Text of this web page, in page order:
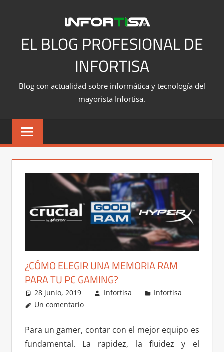
contenidoEL BLOG PROFESIONAL DE
INFORTISA
Blog con actualidad sobre informática y tecnología del
mayorista Infortisa.
¿CÓMO ELEGIR UNA MEMORIA RAM
PARA TU PC GAMING?
28 junio, 2019 Infortisa
Infortisa
Un comentario
Para un gamer, contar con el mejor equipo es
fundamental. La rapidez, la fluidez y el